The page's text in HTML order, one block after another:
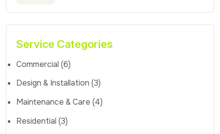
Service Categories
Commercial (6)
Design & Installation (3)
Maintenance & Care (4)
Residential (3)